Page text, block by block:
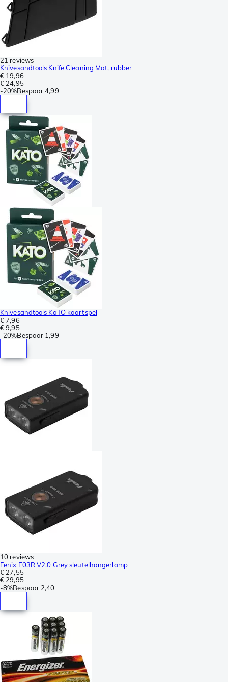
21 reviews
Knivesandtools Knife Cleaning Mat, rubber
€ 19,96
€ 24,95
-20%Bespaar 4,99
Knivesandtools KaTO kaartspel
€ 7,96
€ 9,95
-20%Bespaar 1,99
10 reviews
Fenix E03R V2.0 Grey sleutelhangerlamp
€ 27,55
€ 29,95
-8%Bespaar 2,40